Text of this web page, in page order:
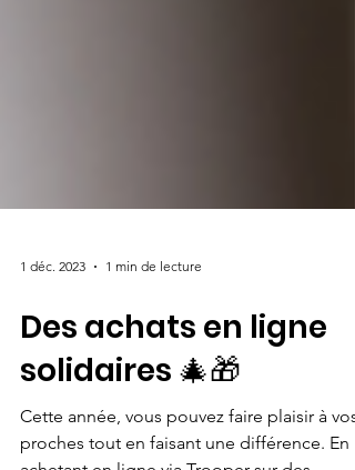
1 déc. 2023 1 min de lecture
Des achats en ligne
solidaires 🎄🎁